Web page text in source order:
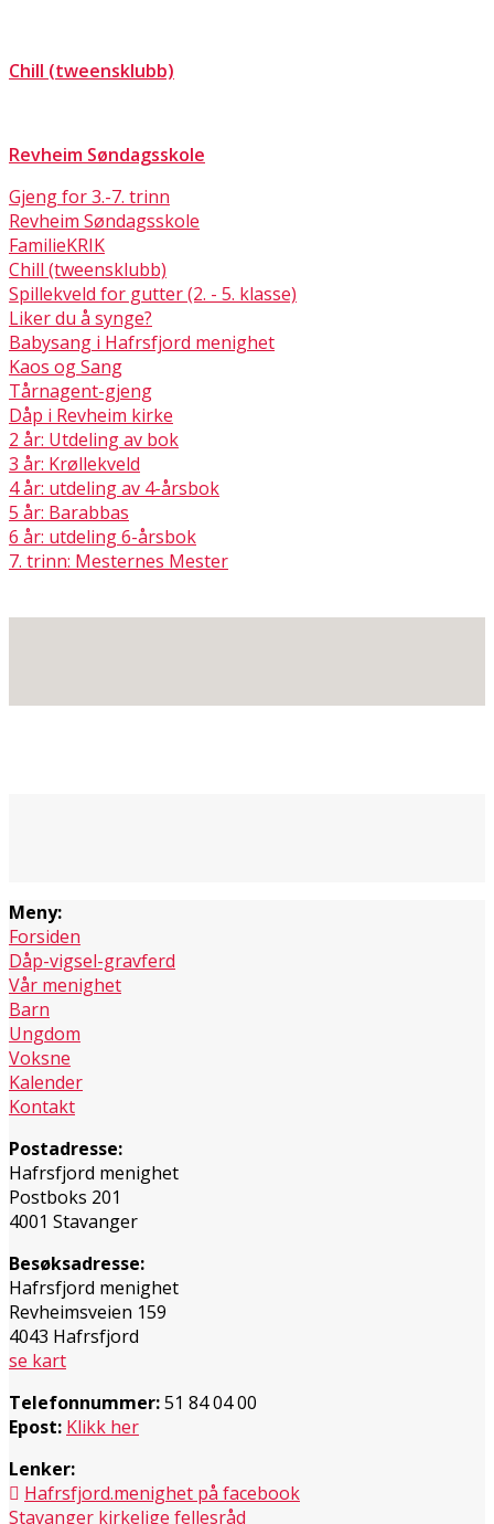
Chill (tweensklubb)
Revheim Søndagsskole
Gjeng for 3.-7. trinn
Revheim Søndagsskole
FamilieKRIK
Chill (tweensklubb)
Spillekveld for gutter (2. - 5. klasse)
Liker du å synge?
Babysang i Hafrsfjord menighet
Kaos og Sang
Tårnagent-gjeng
Dåp i Revheim kirke
2 år: Utdeling av bok
3 år: Krøllekveld
4 år: utdeling av 4-årsbok
5 år: Barabbas
6 år: utdeling 6-årsbok
7. trinn: Mesternes Mester
Meny:
Forsiden
Dåp-vigsel-gravferd
Vår menighet
Barn
Ungdom
Voksne
Kalender
Kontakt
Postadresse:
Hafrsfjord menighet
Postboks 201
4001 Stavanger
Besøksadresse:
Hafrsfjord menighet
Revheimsveien 159
4043 Hafrsfjord
se kart
Telefonnummer:51 84 04 00
Epost: Klikk her
Lenker:
Hafrsfjord.menighet på facebook
Stavanger kirkelige fellesråd